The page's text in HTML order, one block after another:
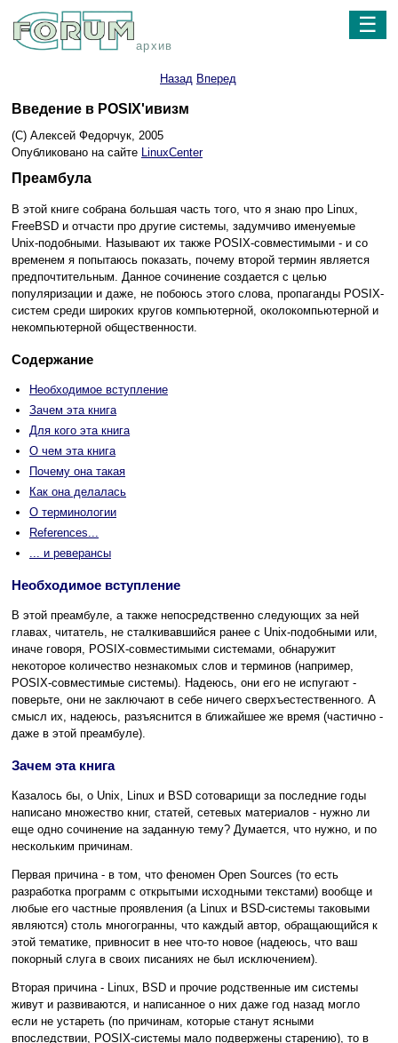
архив
☰
Назад Вперед
Введение в POSIX'ивизм
(C) Алексей Федорчук, 2005
Опубликовано на сайте LinuxCenter
Преамбула
В этой книге собрана большая часть того, что я знаю про Linux,
FreeBSD и отчасти про другие системы, задумчиво именуемые
Unix-подобными. Называют их также POSIX-совместимыми - и со
временем я попытаюсь показать, почему второй термин является
предпочтительным. Данное сочинение создается с целью
популяризации и даже, не побоюсь этого слова, пропаганды POSIX-
систем среди широких кругов компьютерной, околокомпьютерной и
некомпьютерной общественности.
Содержание
Необходимое вступление
Зачем эта книга
Для кого эта книга
О чем эта книга
Почему она такая
Как она делалась
О терминологии
References...
... и реверансы
Необходимое вступление
В этой преамбуле, а также непосредственно следующих за ней
главах, читатель, не сталкивавшийся ранее с Unix-подобными или,
иначе говоря, POSIX-совместимыми системами, обнаружит
некоторое количество незнакомых слов и терминов (например,
POSIX-совместимые системы). Надеюсь, они его не испугают -
поверьте, они не заключают в себе ничего сверхъестественного. А
смысл их, надеюсь, разъяснится в ближайшее же время (частично -
даже в этой преамбуле).
Зачем эта книга
Казалось бы, о Unix, Linux и BSD сотоварищи за последние годы
написано множество книг, статей, сетевых материалов - нужно ли
еще одно сочинение на заданную тему? Думается, что нужно, и по
нескольким причинам.
Первая причина - в том, что феномен Open Sources (то есть
разработка программ с открытыми исходными текстами) вообще и
любые его частные проявления (а Linux и BSD-системы таковыми
являются) столь многогранны, что каждый автор, обращающийся к
этой тематике, привносит в нее что-то новое (надеюсь, что ваш
покорный слуга в своих писаниях не был исключением).
Вторая причина - Linux, BSD и прочие родственные им системы
живут и развиваются, и написанное о них даже год назад могло
если не устареть (по причинам, которые станут ясными
впоследствии, POSIX-системы мало подвержены старению), то в